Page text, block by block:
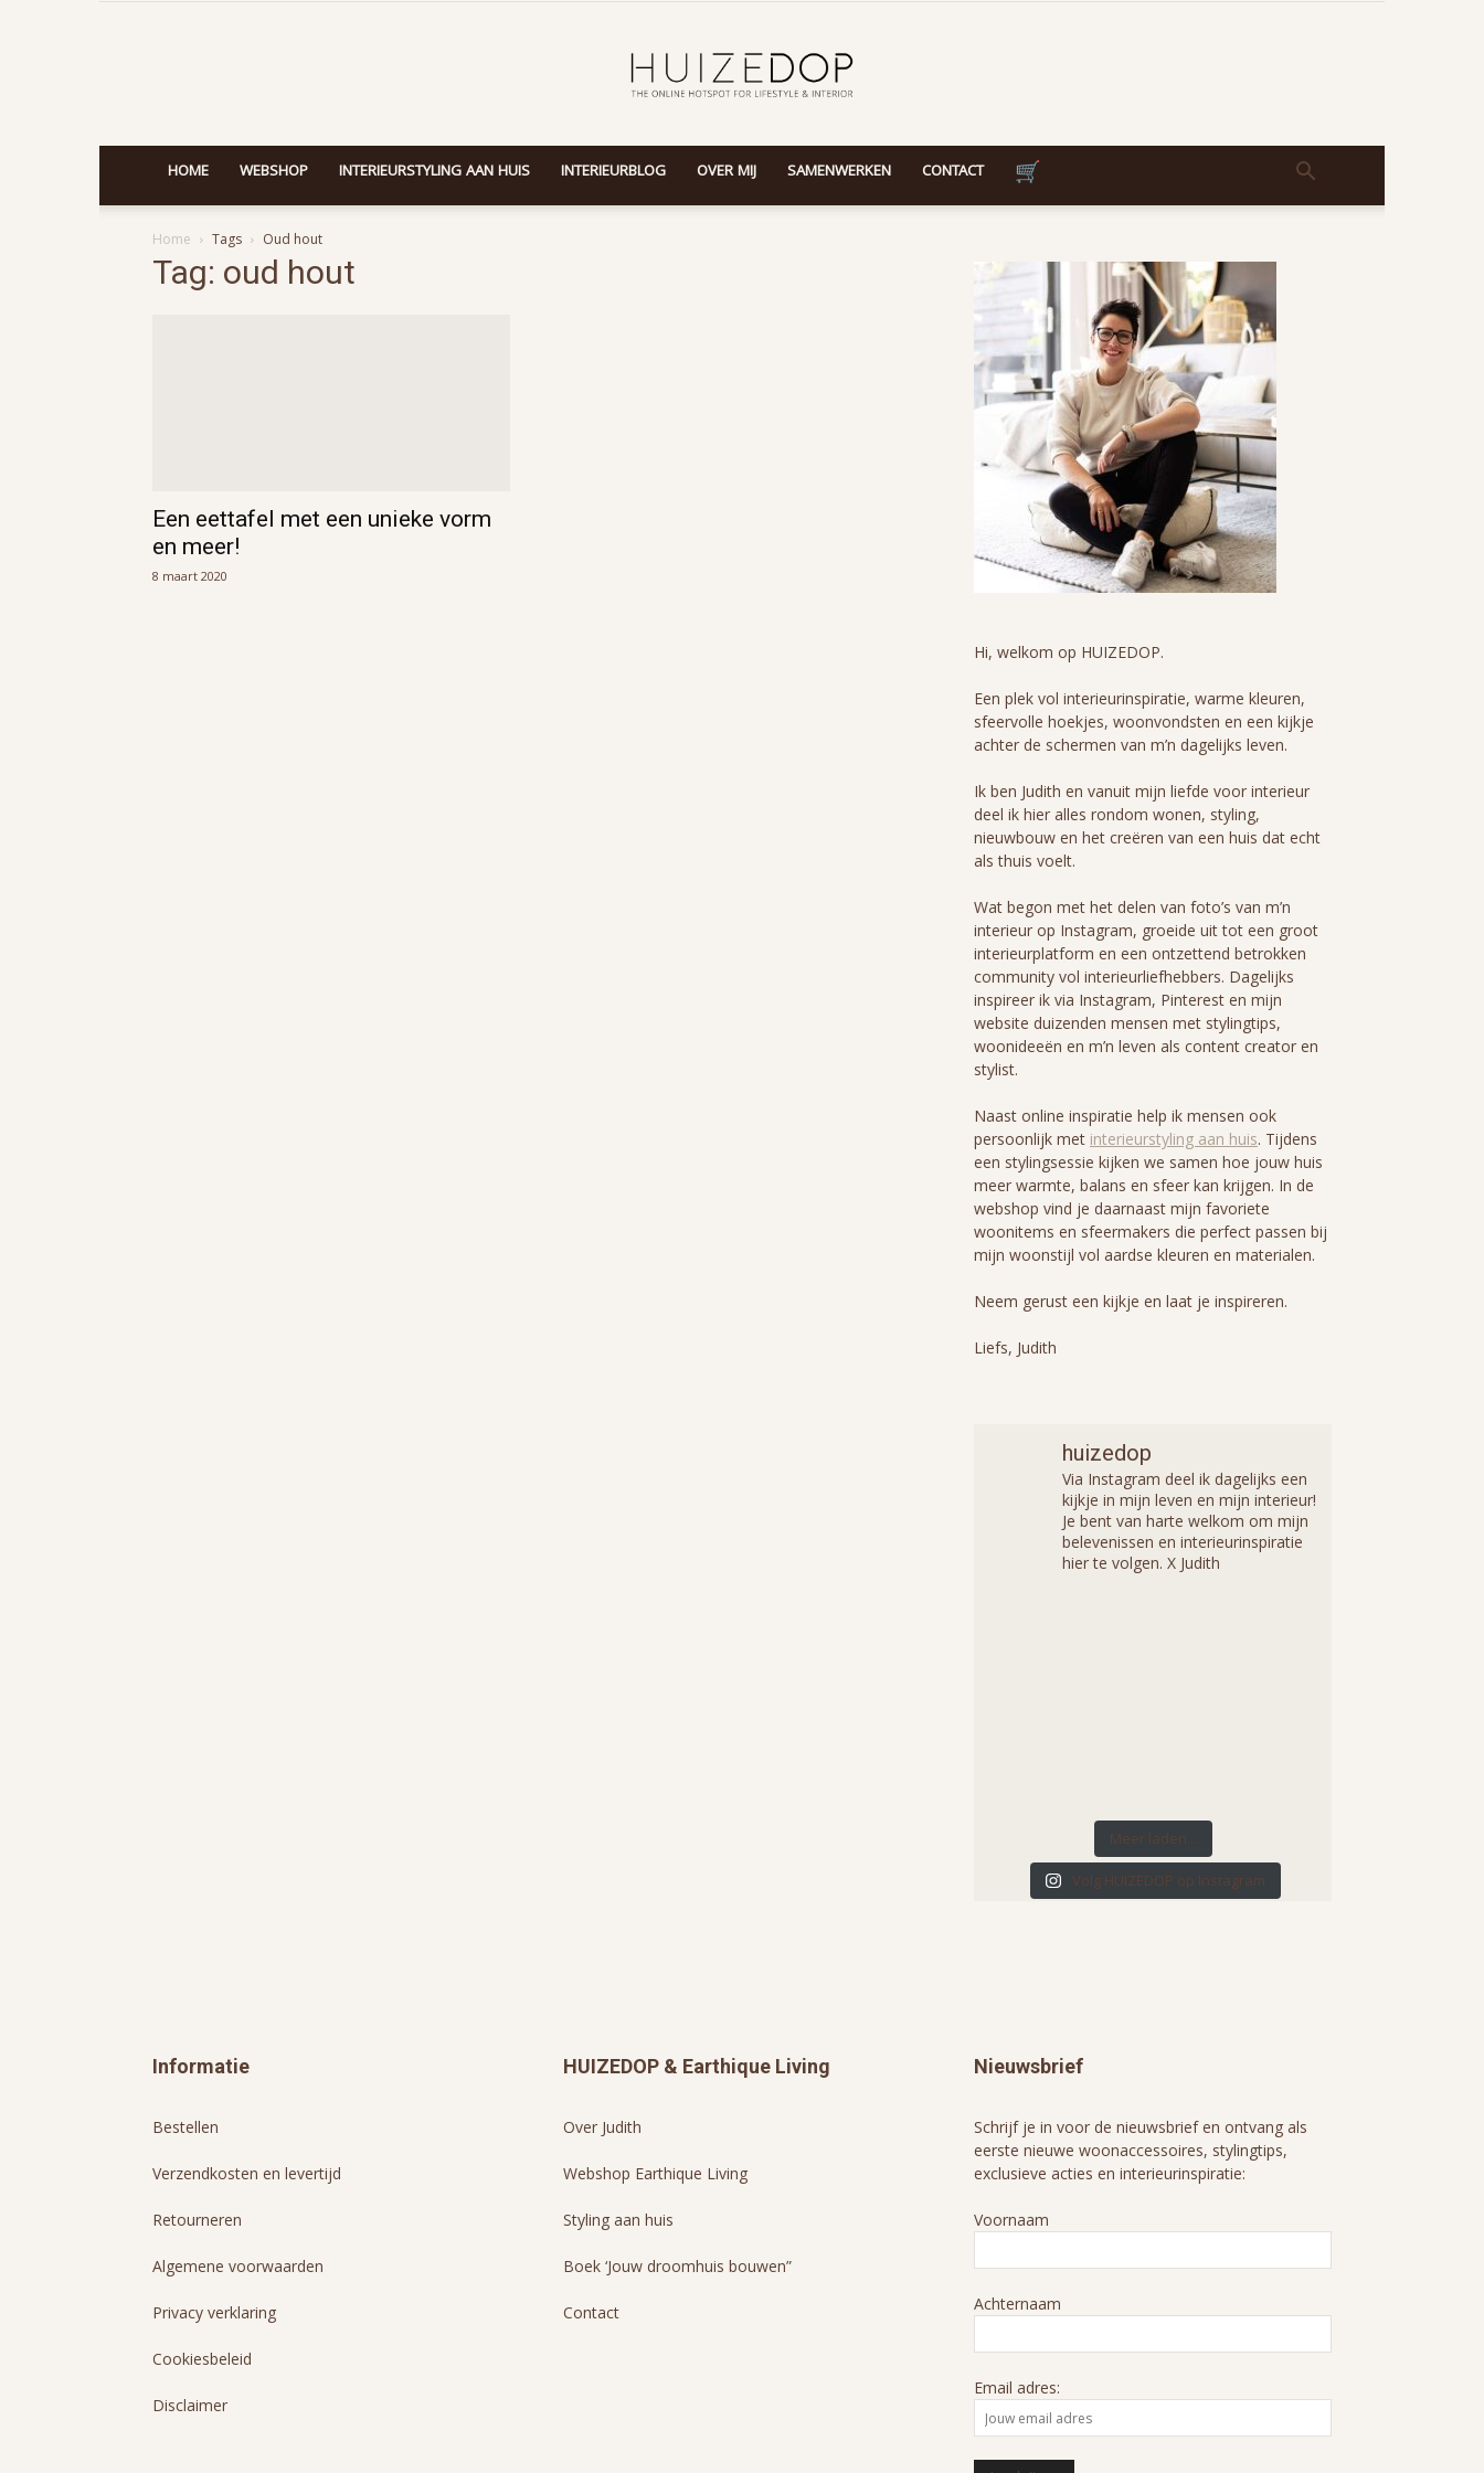
HOME WEBSHOP INTERIEURSTYLING AAN HUIS INTERIEURBLOG OVER MIJ SAMENWERKEN CONTACT
Home Tags Oud hout
Tag: oud hout
Een eettafel met een unieke vorm
en meer!
8 maart 2020
Hi, welkom op HUIZEDOP.
Een plek vol interieurinspiratie, warme kleuren,
sfeervolle hoekjes, woonvondsten en een kijkje
achter de schermen van m’n dagelijks leven.
Ik ben Judith en vanuit mijn liefde voor interieur
deel ik hier alles rondom wonen, styling,
nieuwbouw en het creëren van een huis dat echt
als thuis voelt.
Wat begon met het delen van foto’s van m’n
interieur op Instagram, groeide uit tot een groot
interieurplatform en een ontzettend betrokken
community vol interieurliefhebbers. Dagelijks
inspireer ik via Instagram, Pinterest en mijn
website duizenden mensen met stylingtips,
woonideeën en m’n leven als content creator en
stylist.
Naast online inspiratie help ik mensen ook
persoonlijk met interieurstyling aan huis. Tijdens
een stylingsessie kijken we samen hoe jouw huis
meer warmte, balans en sfeer kan krijgen. In de
webshop vind je daarnaast mijn favoriete
woonitems en sfeermakers die perfect passen bij
mijn woonstijl vol aardse kleuren en materialen.
Neem gerust een kijkje en laat je inspireren.
Liefs, Judith
huizedop
Via Instagram deel ik dagelijks een
kijkje in mijn leven en mijn interieur!
Je bent van harte welkom om mijn
belevenissen en interieurinspiratie
hier te volgen. X Judith
Meer laden...
Volg HUIZEDOP op Instagram
Informatie
Bestellen
Verzendkosten en levertijd
Retourneren
Algemene voorwaarden
Privacy verklaring
Cookiesbeleid
Disclaimer
HUIZEDOP & Earthique Living
Over Judith
Webshop Earthique Living
Styling aan huis
Boek ‘Jouw droomhuis bouwen”
Contact
Nieuwsbrief
Schrijf je in voor de nieuwsbrief en ontvang als
eerste nieuwe woonaccessoires, stylingtips,
exclusieve acties en interieurinspiratie:
Voornaam
Achternaam
Email adres: